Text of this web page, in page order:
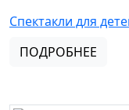
Спектакли для
ПОДРОБНЕЕ